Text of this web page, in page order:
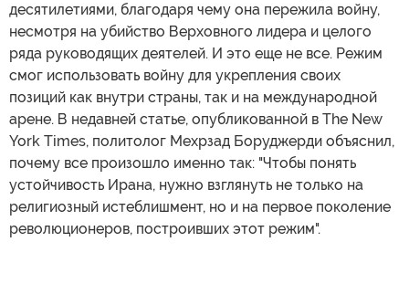
десятилетиями, благодаря чему она пережила войну,
несмотря на убийство Верховного лидера и целого
ряда руководящих деятелей. И это еще не все. Режим
смог использовать войну для укрепления своих
позиций как внутри страны, так и на международной
арене. В недавней статье, опубликованной в The New
York Times, политолог Мехрзад Боруджерди объяснил,
почему все произошло именно так: "Чтобы понять
устойчивость Ирана, нужно взглянуть не только на
религиозный истеблишмент, но и на первое поколение
революционеров, построивших этот режим".